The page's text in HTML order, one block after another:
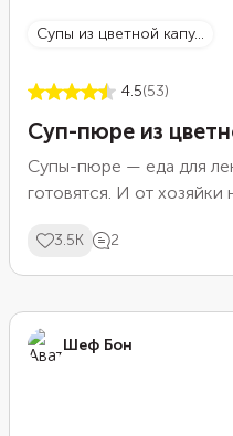
супы из цветной капу...
4.5(53)
Суп-пюре из
Супы-пюре — еда для
готовятся. И от хозяйки
перемолоть в
подготовить продукты,
в них можно
полезные и вкусные
3.5K 2
Шеф Бон